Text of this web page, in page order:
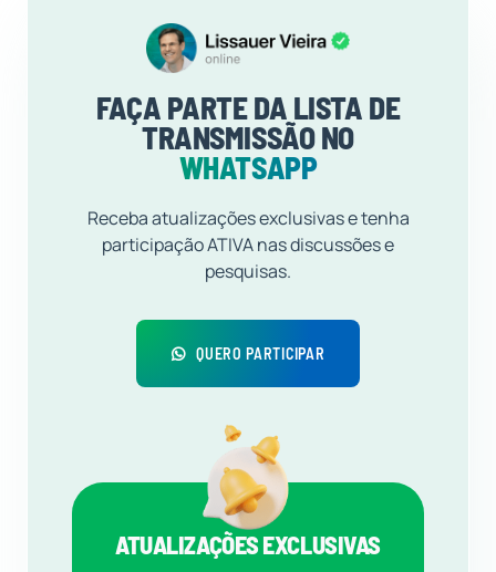
FAÇA PARTE DA LISTA DE
TRANSMISSÃO NO
WHATSAPP
Receba atualizações exclusivas e tenha
participação ATIVA nas discussões e
pesquisas.
QUERO PARTICIPAR
ATUALIZAÇÕES EXCLUSIVAS